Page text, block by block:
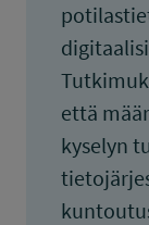
että
kyselyn